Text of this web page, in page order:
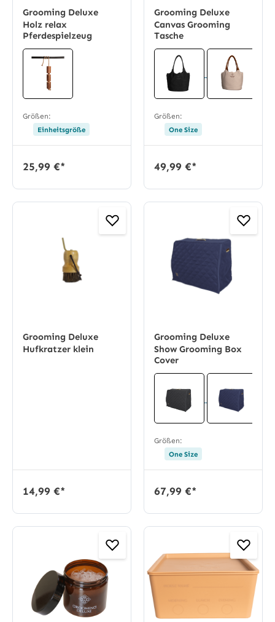
Grooming Deluxe
Holz relax
Pferdespielzeug
Größen:
Einheitsgröße
25,99 €*
Grooming Deluxe
Canvas Grooming
Tasche
Größen:
One Size
49,99 €*
Grooming Deluxe
Hufkratzer klein
14,99 €*
Grooming Deluxe
Show Grooming Box
Cover
Größen:
One Size
67,99 €*